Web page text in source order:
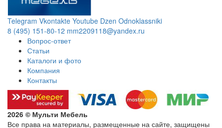
Telegram Vkontakte Youtube Dzen Odnoklassniki
8 (495) 151-80-12 mm2209118@yandex.ru
Вопрос-ответ
Статьи
Каталоги и фото
Компания
Контакты
2026 © Мульти Мебель
Все права на материалы, размещенные на сайте, защищены